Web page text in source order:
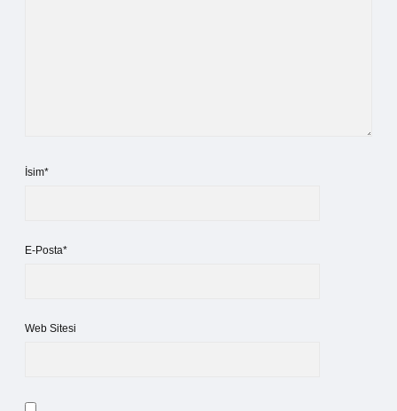
İsim*
E-Posta*
Web Sitesi